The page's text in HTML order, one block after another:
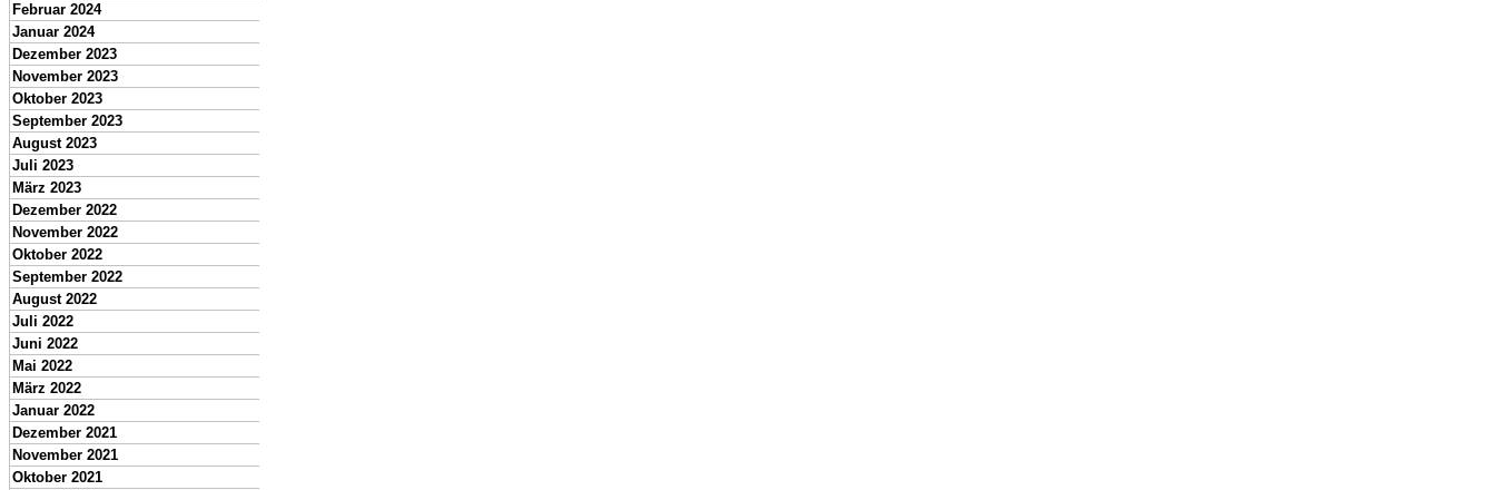
Februar 2024
Januar 2024
Dezember 2023
November 2023
Oktober 2023
September 2023
August 2023
Juli 2023
März 2023
Dezember 2022
November 2022
Oktober 2022
September 2022
August 2022
Juli 2022
Juni 2022
Mai 2022
März 2022
Januar 2022
Dezember 2021
November 2021
Oktober 2021